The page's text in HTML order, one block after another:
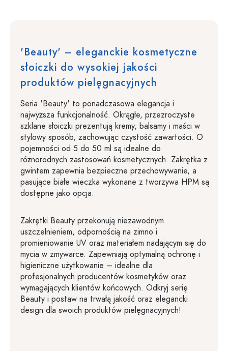
'Beauty' – eleganckie kosmetyczne
słoiczki do wysokiej jakości
produktów pielęgnacyjnych
Seria 'Beauty' to ponadczasowa elegancja i
najwyższa funkcjonalność. Okrągłe, przezroczyste
szklane słoiczki prezentują kremy, balsamy i maści w
stylowy sposób, zachowując czystość zawartości. O
pojemności od 5 do 50 ml są idealne do
różnorodnych zastosowań kosmetycznych. Zakrętka z
gwintem zapewnia bezpieczne przechowywanie, a
pasujące białe wieczka wykonane z tworzywa HPM są
dostępne jako opcja.
Zakrętki Beauty przekonują niezawodnym
uszczelnieniem, odpornością na zimno i
promieniowanie UV oraz materiałem nadającym się do
mycia w zmywarce. Zapewniają optymalną ochronę i
higieniczne użytkowanie – idealne dla
profesjonalnych producentów kosmetyków oraz
wymagających klientów końcowych. Odkryj serię
Beauty i postaw na trwałą jakość oraz elegancki
design dla swoich produktów pielęgnacyjnych!